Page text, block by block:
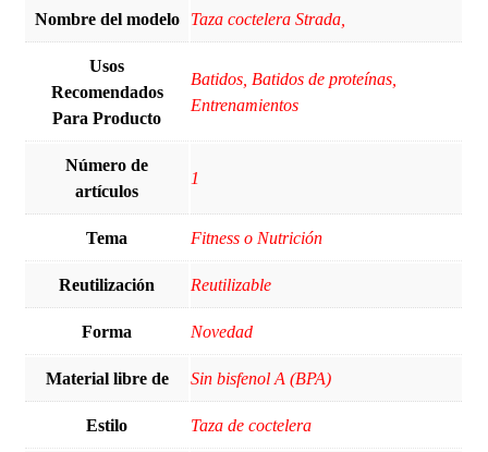
Nombre del modelo ‎Taza coctelera Strada,
Usos
Recomendados
Para Producto
‎Batidos, Batidos de proteínas,
Entrenamientos
Número de
artículos
‎1
Tema ‎Fitness o Nutrición
Reutilización ‎Reutilizable
Forma ‎Novedad
Material libre de ‎Sin bisfenol A (BPA)
Estilo ‎Taza de coctelera